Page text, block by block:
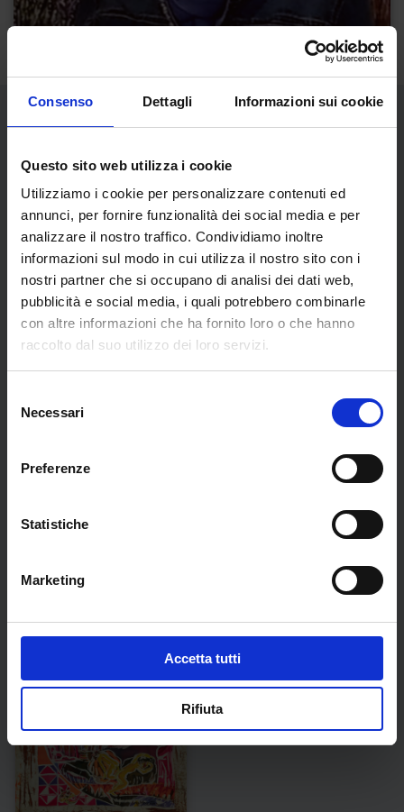
Consenso Dettagli Informazioni sui cookie
Questo sito web utilizza i cookie
Utilizziamo i cookie per personalizzare contenuti ed
annunci, per fornire funzionalità dei social media e per
analizzare il nostro traffico. Condividiamo inoltre
informazioni sul modo in cui utilizza il nostro sito con i
nostri partner che si occupano di analisi dei dati web,
pubblicità e social media, i quali potrebbero combinarle
con altre informazioni che ha fornito loro o che hanno
raccolto dal suo utilizzo dei loro servizi.
delNecessari
Preferenze
Statistiche
Marketing
Accetta tutti
Rifiuta
Opere dell'artista
Dante e Beatrice,
verso la luce del